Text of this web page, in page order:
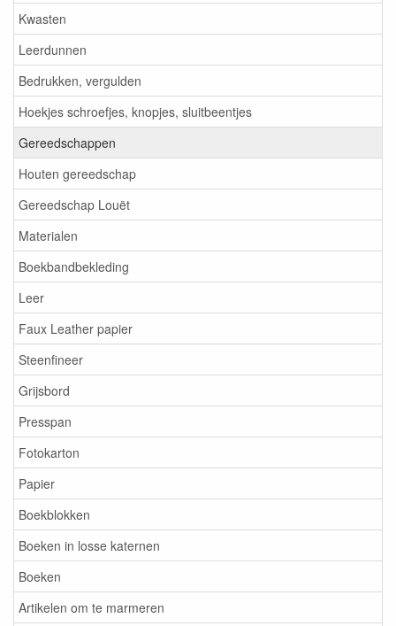
Kwasten
Leerdunnen
Bedrukken, vergulden
Hoekjes schroefjes, knopjes, sluitbeentjes
Gereedschappen
Houten gereedschap
Gereedschap Louët
Materialen
Boekbandbekleding
Leer
Faux Leather papier
Steenfineer
Grijsbord
Presspan
Fotokarton
Papier
Boekblokken
Boeken in losse katernen
Boeken
Artikelen om te marmeren